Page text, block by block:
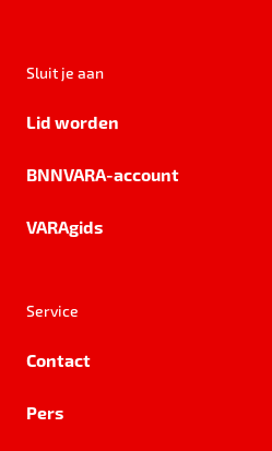
Sluit je aan
Lid worden
BNNVARA-account
VARAgids
Service
Contact
Pers